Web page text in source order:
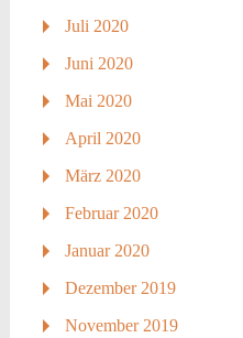
Juli 2020
Juni 2020
Mai 2020
April 2020
März 2020
Februar 2020
Januar 2020
Dezember 2019
November 2019